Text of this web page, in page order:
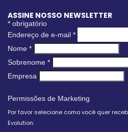
ASSINE NOSSO NEWSLETTER
* obrigatório
Endereço de e-mail *
Nome *
Sobrenome *
Empresa
Permissões de Marketing
Por favor selecione como você quer
Evolution: